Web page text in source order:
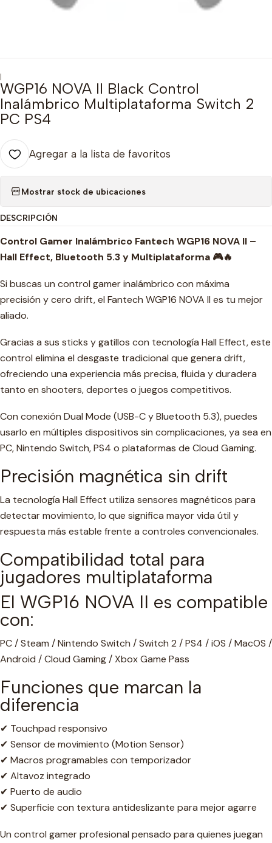
|
WGP16 NOVA II Black Control
Inalámbrico Multiplataforma Switch 2
PC PS4
Agregar a la lista de favoritos
Mostrar stock de ubicaciones
DESCRIPCIÓN
Control Gamer Inalámbrico Fantech WGP16 NOVA II –
Hall Effect, Bluetooth 5.3 y Multiplataforma 🎮🔥
Si buscas un control gamer inalámbrico con máxima
precisión y cero drift, el Fantech WGP16 NOVA II es tu mejor
aliado.
Gracias a sus sticks y gatillos con tecnología Hall Effect, este
control elimina el desgaste tradicional que genera drift,
ofreciendo una experiencia más precisa, fluida y duradera
tanto en shooters, deportes o juegos competitivos.
Con conexión Dual Mode (USB-C y Bluetooth 5.3), puedes
usarlo en múltiples dispositivos sin complicaciones, ya sea en
PC, Nintendo Switch, PS4 o plataformas de Cloud Gaming.
Precisión magnética sin drift
La tecnología Hall Effect utiliza sensores magnéticos para
detectar movimiento, lo que significa mayor vida útil y
respuesta más estable frente a controles convencionales.
Compatibilidad total para
jugadores multiplataforma
El WGP16 NOVA II es compatible
con:
PC / Steam / Nintendo Switch / Switch 2 / PS4 / iOS / MacOS /
Android / Cloud Gaming / Xbox Game Pass
Funciones que marcan la
diferencia
✔ Touchpad responsivo
✔ Sensor de movimiento (Motion Sensor)
✔ Macros programables con temporizador
✔ Altavoz integrado
✔ Puerto de audio
✔ Superficie con textura antideslizante para mejor agarre
Un control gamer profesional pensado para quienes juegan